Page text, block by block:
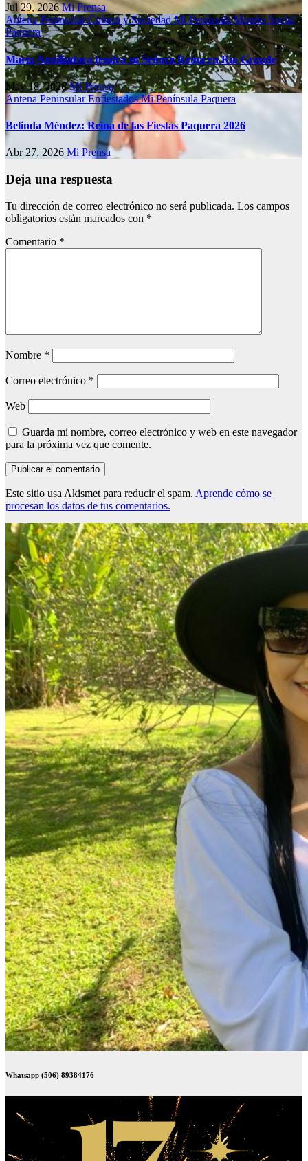
Jul 29, 2026Mi Prensa
Antena PeninsularCultura y SociedadMi PenínsulaMundo Social
Paquera
María Auxiliadora tendrá su Señora Reina en Río Grande
May 18, 2026Mi Prensa
Antena PeninsularEnfiestadosMi Península Paquera
Belinda Méndez: Reina de las Fiestas Paquera 2026
Abr 27, 2026 Mi Prensa
Deja una respuesta
Tu dirección de correo electrónico no será publicada. Los campos
obligatorios están marcados con *
Comentario *
Nombre *
Correo electrónico *
Web
Guarda mi nombre, correo electrónico y web en este navegador
para la próxima vez que comente.
Este sitio usa Akismet para reducir el spam. Aprende cómo se
procesan los datos de tus comentarios.
Whatsapp (506) 89384176